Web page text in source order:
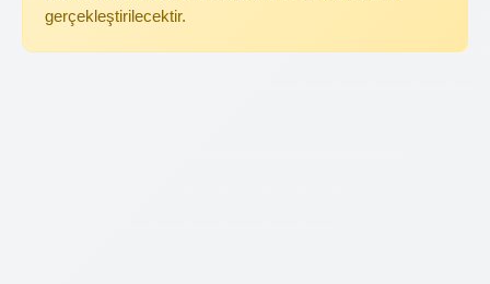
gerçekleştirilecektir.